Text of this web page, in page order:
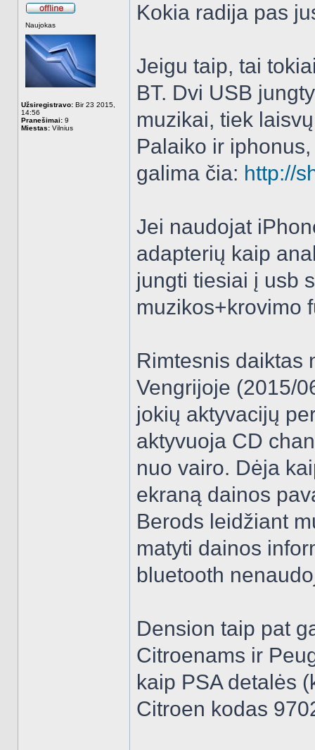
Naujokas
Užsiregistravo: Bir 23 2015,
14:56
Pranešimai: 9
Miestas: Vilnius
Kokia radija pas
Jeigu taip, tai
BT. Dvi USB
muzikai, tiek
Palaiko ir
galima čia: http://
Jei naudojat
adapterių kaip
jungti tiesiai į usb
muzikos+krovimo
Rimtesnis daiktas
Vengrijoje (2015/
jokių aktyvacijų
aktyvuoja CD
nuo vairo. Dėja
ekraną dainos
Berods leidžiant
matyti dainos
bluetooth
Dension taip pat
Citroenams ir
kaip PSA detalės
Citroen kodas